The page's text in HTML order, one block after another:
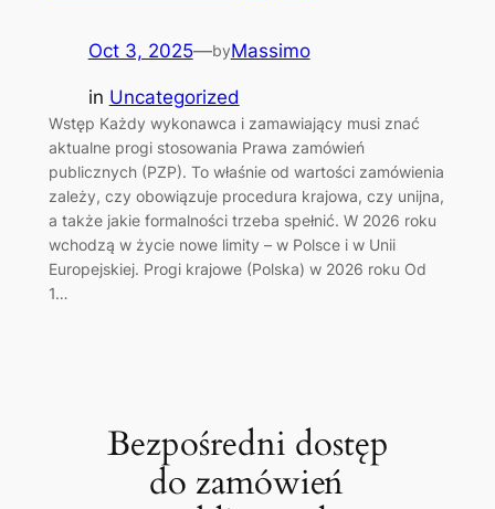
Oct 3, 2025—byMassimo
in Uncategorized
Wstęp Każdy wykonawca i zamawiający musi znać
aktualne progi stosowania Prawa zamówień
publicznych (PZP). To właśnie od wartości zamówienia
zależy, czy obowiązuje procedura krajowa, czy unijna,
a także jakie formalności trzeba spełnić. W 2026 roku
wchodzą w życie nowe limity – w Polsce i w Unii
Europejskiej. Progi krajowe (Polska) w 2026 roku Od
1…
Bezpośredni dostęp
do zamówień